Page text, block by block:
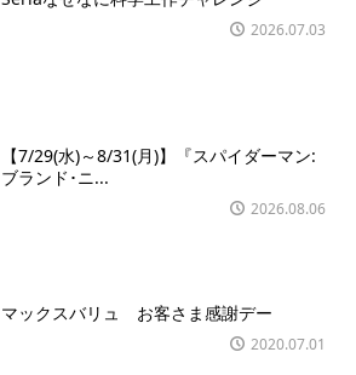
2026.07.03
【7/29(水)～8/31(月)】『スパイダーマン:
ブランド･ニ...
2026.08.06
マックスバリュ お客さま感謝デー
2020.07.01